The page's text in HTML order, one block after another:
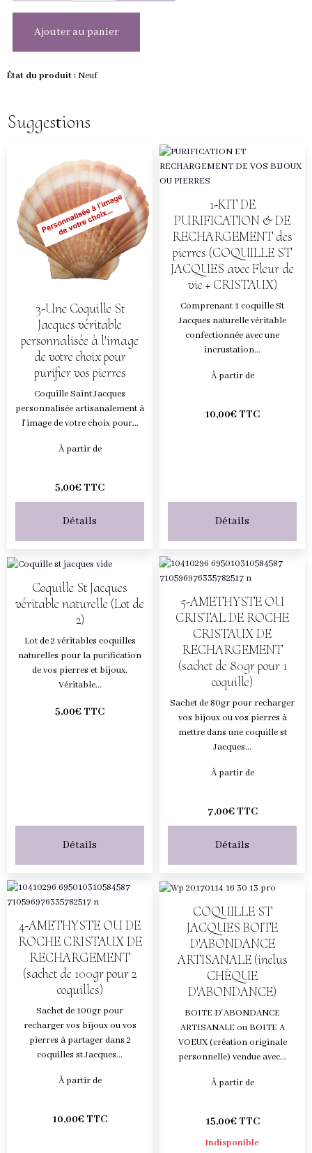
Ajouter au panier
État du produit :Neuf
Suggestions
3-Une Coquille St
Jacques véritable
personnalisée à l'image
de votre choix pour
purifier vos pierres
Coquille Saint Jacques
personnalisée artisanalement à
l'image de votre choix pour...
À partir de
5,00€ TTC
Détails
1-KIT DE
PURIFICATION & DE
RECHARGEMENT des
pierres (COQUILLE ST
JACQUES avec Fleur de
vie + CRISTAUX)
Comprenant 1 coquille St
Jacques naturelle véritable
confectionnée avec une
incrustation...
À partir de
10,00€ TTC
Détails
Coquille St Jacques
véritable naturelle (Lot de
2)
Lot de 2 véritables coquilles
naturelles pour la purification
de vos pierres et bijoux.
Véritable...
5,00€ TTC
Détails
5-AMETHYSTE OU
CRISTAL DE ROCHE
CRISTAUX DE
RECHARGEMENT
(sachet de 80gr pour 1
coquille)
Sachet de 80gr pour recharger
vos bijoux ou vos pierres à
mettre dans une coquille st
Jacques...
À partir de
7,00€ TTC
Détails
4-AMETHYSTE OU DE
ROCHE CRISTAUX DE
RECHARGEMENT
(sachet de 100gr pour 2
coquilles)
Sachet de 100gr pour
recharger vos bijoux ou vos
pierres à partager dans 2
coquilles st Jacques...
À partir de
10,00€ TTC
COQUILLE ST
JACQUES BOITE
D'ABONDANCE
ARTISANALE (inclus
CHÈQUE
D'ABONDANCE)
BOITE D'ABONDANCE
ARTISANALE ou BOITE A
VOEUX (création originale
personnelle) vendue avec...
À partir de
15,00€ TTC
Indisponible